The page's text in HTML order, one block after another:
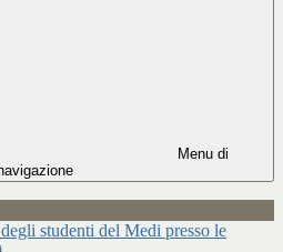
Menu di
studenti del Medi presso le